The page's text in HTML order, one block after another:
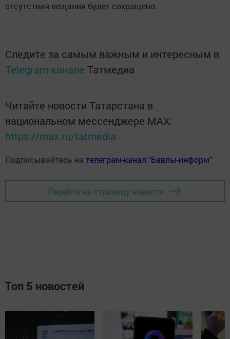
отсутствия вещания будет сокращено.
Следите за самым важным и интересным в
Telegram-канале Татмедиа
Читайте новости Татарстана в
национальном мессенджере MАХ:
https://max.ru/tatmedia
Подписывайтесь на телеграм-канал "Бавлы-информ"
Перейти на страницу новости
Топ 5 новостей